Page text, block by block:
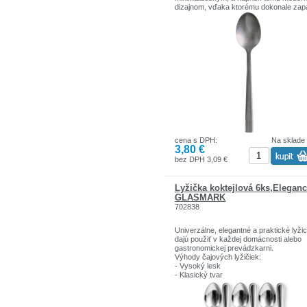
dizajnom, vďaka ktorému dokonale
do interiéru klasického aj
Výrobky tohto radu sú vyrobené z
kvalitnej nerezovej ocele a vyznačujú
dlhou životnosťou, odolnosťou proti
mechanickému poškodeniu a ľahkým
dodáva jedinečný, mierne matný
podčiarkuje tak ich štýlový charakter.
Na sklade
cena s DPH:
3,80 €
bez DPH 3,09 €
Lyžička koktejlová
GLASMARK
702838
Univerzálne, elegantné a praktické
dajú použiť v každej domácnosti alebo
gastronomickej prevádzkarni.
Výhody čajových lyžičiek:
- Vysoký lesk
- Klasický tvar
- Vhodné do umývačky riadu
Sú ideálne pre každodenné použitie.
Dĺžka: 19 cm